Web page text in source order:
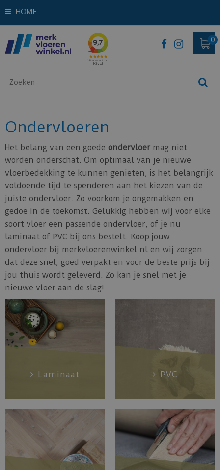
HOME
Ondervloeren
Het belang van een goede ondervloer mag niet
worden onderschat. Om optimaal van je nieuwe
vloerbedekking te kunnen genieten, is het belangrijk
voldoende tijd te spenderen aan het kiezen van de
juiste ondervloer. Zo voorkom je ongemakken en
gedoe in de toekomst. Gelukkig hebben wij voor elke
soort vloer een passende ondervloer, of je nu
laminaat of PVC bij ons bestelt. Koop jouw
ondervloer bij merkvloerenwinkel.nl en wij zorgen
dat deze snel, goed verpakt en voor de beste prijs bij
jou thuis wordt geleverd. Zo kan je snel met je
nieuwe vloer aan de slag!
Laminaat PVC